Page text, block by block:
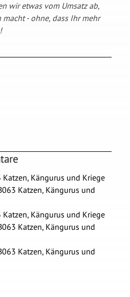
wir etwas vom Umsatz ab,
- ohne, dass Ihr mehr
Katzen, Kängurus und Kriege
Katzen, Kängurus und
Katzen, Kängurus und Kriege
Katzen, Kängurus und
Katzen, Kängurus und